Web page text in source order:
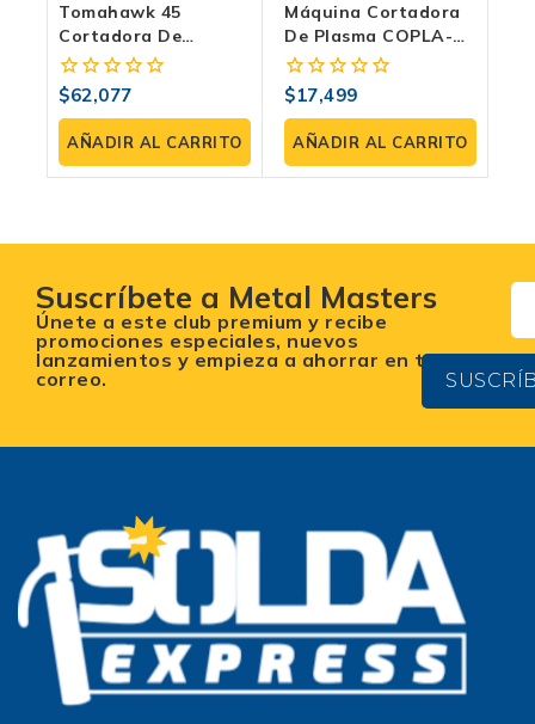
Tomahawk 45
Cortadora De
Plasma: La Potencia
Portátil Que Tu
Taller Necesita
0
fuera
de
5
$62,077
AÑADIR AL CARRITO
Máquina Cortadora
De Plasma COPLA-
60X | 60 Amp | Truper
Expert
0
fuera
de
5
$17,499
AÑADIR AL CARRITO
Suscríbete a Metal Masters
Únete a este club premium y recibe
promociones especiales, nuevos
lanzamientos y empieza a ahorrar en tu
correo.